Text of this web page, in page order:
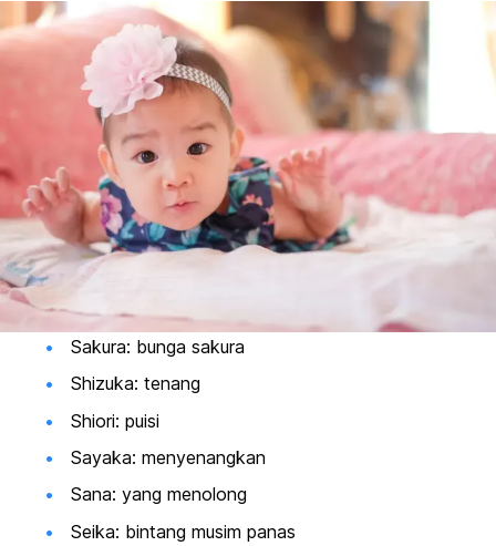
Sakura: bunga sakura
Shizuka: tenang
Shiori: puisi
Sayaka: menyenangkan
Sana: yang menolong
Seika: bintang musim panas